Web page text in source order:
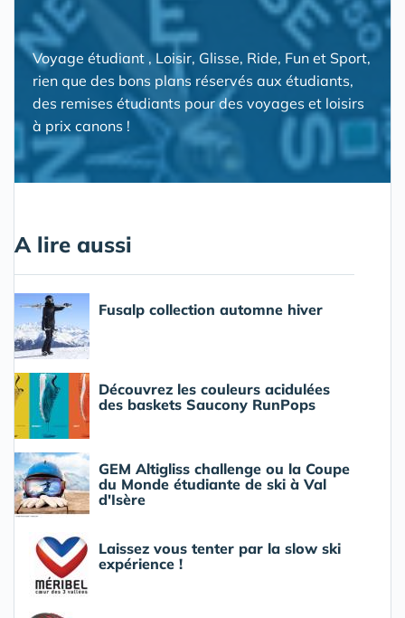
Voyage étudiant , Loisir, Glisse, Ride, Fun et Sport,
rien que des bons plans réservés aux étudiants,
des remises étudiants pour des voyages et loisirs
à prix canons !
A lire aussi
Fusalp collection automne hiver
Découvrez les couleurs acidulées
des baskets Saucony RunPops
GEM Altigliss challenge ou la Coupe
du Monde étudiante de ski à Val
d'Isère
Laissez vous tenter par la slow ski
expérience !